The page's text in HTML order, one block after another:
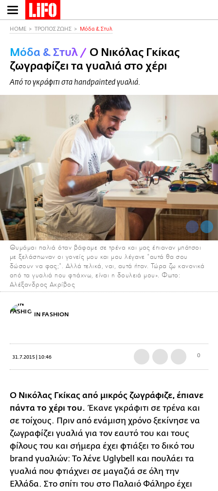
Παράκαμψη
προς
περιεχόμενο
HOME ΤΡΟΠΟΣ ΖΩΗΣ Μόδα & Στυλ
Μόδα & Στυλ / Ο Νικόλας Γκίκας
ζωγραφίζει τα γυαλιά στο χέρι
Από το γκράφιτι στα handpainted γυαλιά.
Θυμάμαι παλιά όταν βάφαμε σε τρένα και μας έπιαναν μπάτσοι
με ξελάσπωναν οι γονείς μου και μου λέγανε "αυτά θα σου
δώσουν να φας;". Αλλά τελικά, ναι, αυτά ήταν. Τώρα ζω κανονικά
από τα γυαλιά που φτιάχνω, είναι η δουλειά μου». Φωτο:
Αλέξανδρος Ακρίβος
IN FASHION
31.7.2015 | 10:46 0
Ο Νικόλας Γκίκας από μικρός ζωγράφιζε, έπιανε
πάντα το χέρι του. Έκανε γκράφιτι σε τρένα και
σε τοίχους. Πριν από ενάμιση χρόνο ξεκίνησε να
ζωγραφίζει γυαλιά για τον εαυτό του και τους
φίλους του και σήμερα έχει φτιάξει το δικό του
brand γυαλιών: Το λένε Uglybell και πουλάει τα
γυαλιά που φτιάχνει σε μαγαζιά σε όλη την
Ελλάδα. Στο σπίτι του στο Παλαιό Φάληρο έχει